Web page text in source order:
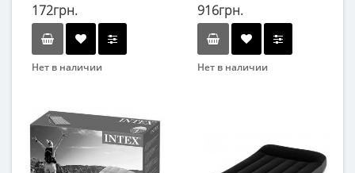
172грн.
Нет в наличии
916грн.
Нет в наличии
Возраст